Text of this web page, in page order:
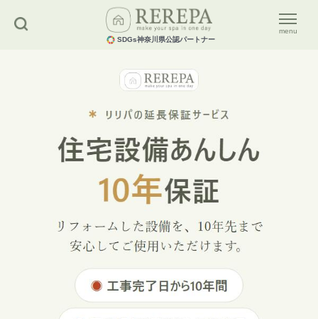
SDGs神奈川県公認パートナー
menu